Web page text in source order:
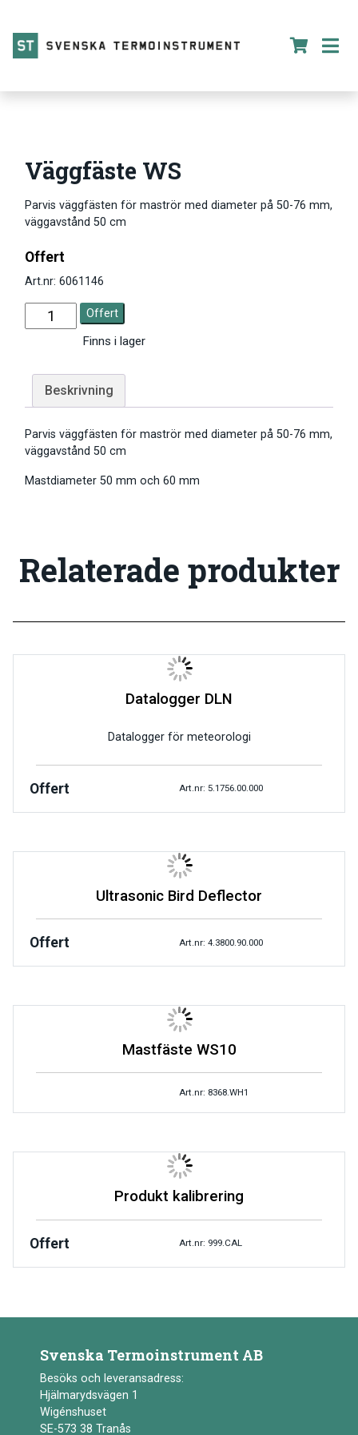
Väggfäste WS
Parvis väggfästen för maströr med diameter på 50-76 mm,
väggavstånd 50 cm
Offert
Art.nr: 6061146
Offert
Finns i lager
Beskrivning
Parvis väggfästen för maströr med diameter på 50-76 mm,
väggavstånd 50 cm
Mastdiameter 50 mm och 60 mm
Relaterade produkter
Datalogger DLN
Datalogger för meteorologi
Offert Art.nr: 5.1756.00.000
Ultrasonic Bird Deflector
Offert Art.nr: 4.3800.90.000
Mastfäste WS10
Art.nr: 8368.WH1
Produkt kalibrering
Offert Art.nr: 999.CAL
Svenska Termoinstrument AB
Besöks och leveransadress:
Hjälmarydsvägen 1
Wigénshuset
SE-573 38 Tranås